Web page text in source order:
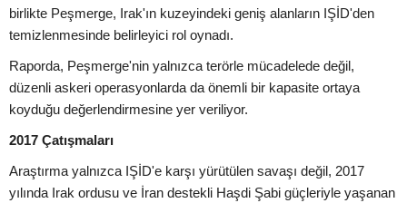
birlikte Peşmerge, Irak'ın kuzeyindeki geniş alanların IŞİD'den
temizlenmesinde belirleyici rol oynadı.
Raporda, Peşmerge'nin yalnızca terörle mücadelede değil,
düzenli askeri operasyonlarda da önemli bir kapasite ortaya
koyduğu değerlendirmesine yer veriliyor.
2017 Çatışmaları
Araştırma yalnızca IŞİD'e karşı yürütülen savaşı değil, 2017
yılında Irak ordusu ve İran destekli Haşdi Şabi güçleriyle yaşanan